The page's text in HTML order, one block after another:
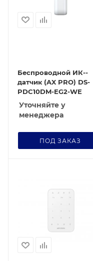
Беспроводной ИК--
датчик (AX PRO) DS-
PDC10DM-EG2-WE
Уточняйте у
менеджера
ПОД ЗАКАЗ